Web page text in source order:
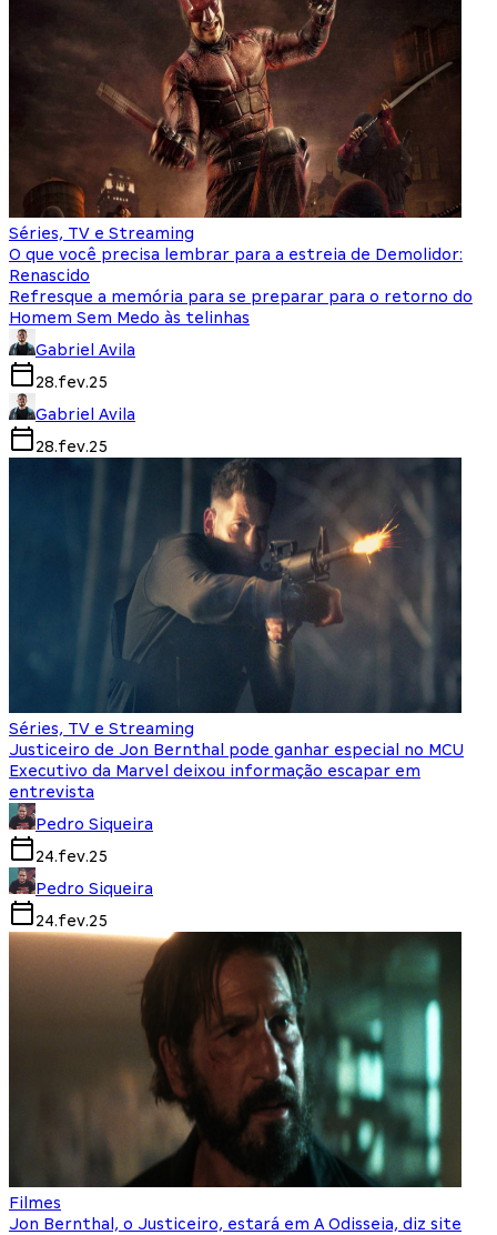
Séries, TV e Streaming
O que você precisa lembrar para a estreia de Demolidor:
Renascido
Refresque a memória para se preparar para o retorno do
Homem Sem Medo às telinhas
Gabriel Avila
28.fev.25
Gabriel Avila
28.fev.25
Séries, TV e Streaming
Justiceiro de Jon Bernthal pode ganhar especial no MCU
Executivo da Marvel deixou informação escapar em
entrevista
Pedro Siqueira
24.fev.25
Pedro Siqueira
24.fev.25
Filmes
Jon Bernthal, o Justiceiro, estará em A Odisseia, diz site